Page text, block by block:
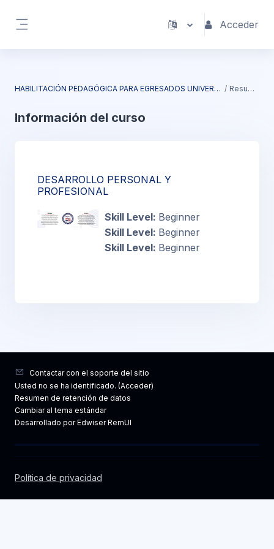
Acceder
HABILITACIÓN PEDAGÓGICA PARA EGRESADOS UNIVERSITARIOS Resumen
Información del curso
DESARROLLO PERSONAL Y
PROFESIONAL
Skill Level: Beginner
Skill Level: Beginner
Skill Level: Beginner
Contactar con el soporte del sitio
Usted no se ha identificado. (Acceder)
Resumen de retención de datos
Cambiar al tema estándar
Desarrollado por Edwiser RemUI
Política de privacidad